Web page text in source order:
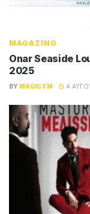
MAGAZINO
Onar Seaside
2025
BY MAGIC FM 4